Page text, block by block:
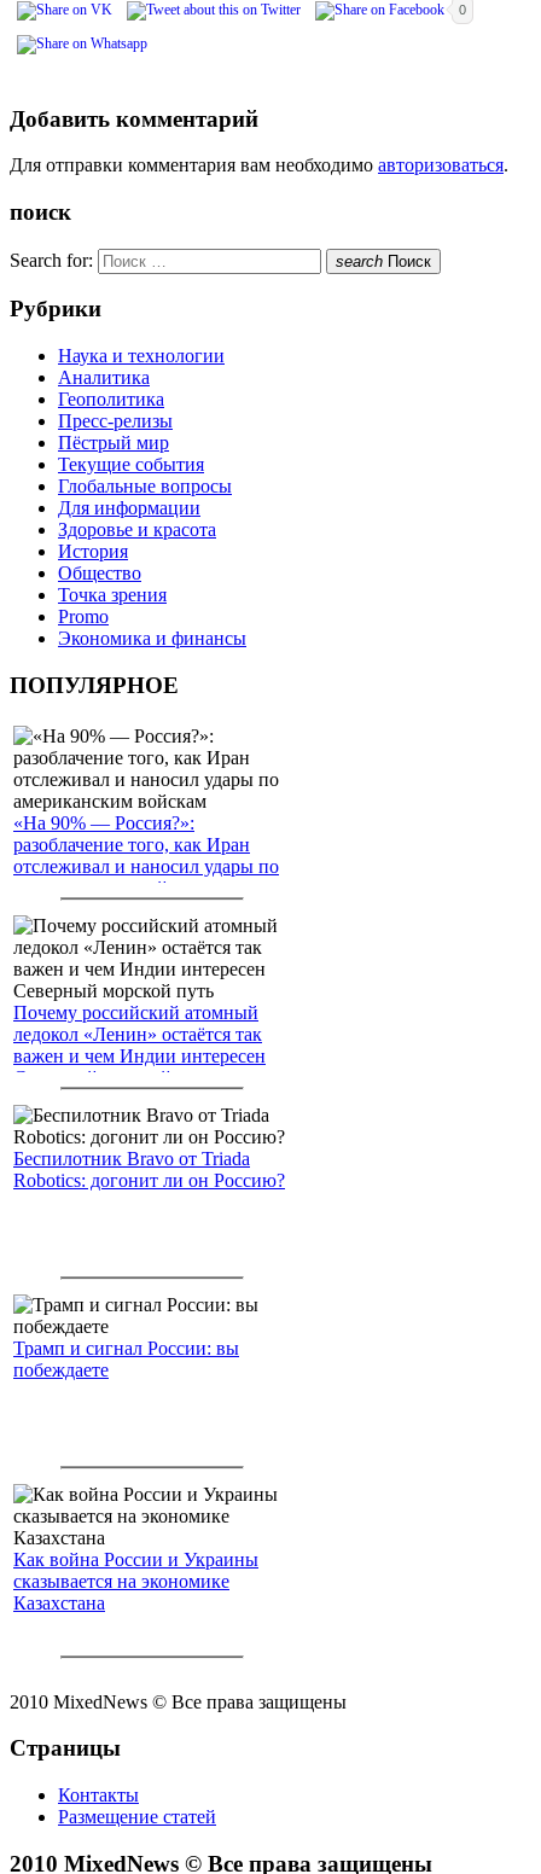
0
Добавить комментарий
Для отправки комментария вам необходимо авторизоваться.
поиск
Search for: search Поиск
Рубрики
Наука и технологии
Аналитика
Геополитика
Пресс-релизы
Пёстрый мир
Текущие события
Глобальные вопросы
Для информации
Здоровье и красота
История
Общество
Точка зрения
Promo
Экономика и финансы
ПОПУЛЯРНОЕ
«На 90% — Россия?»:
разоблачение того, как Иран
отслеживал и наносил удары по
американским войскам
Почему российский атомный
ледокол «Ленин» остаётся так
важен и чем Индии интересен
Северный морской путь
Беспилотник Bravo от Triada
Robotics: догонит ли он Россию?
Трамп и сигнал России: вы
побеждаете
Как война России и Украины
сказывается на экономике
Казахстана
2010 MixedNews © Все права защищены
Страницы
Контакты
Размещение статей
2010 MixedNews © Все права защищены